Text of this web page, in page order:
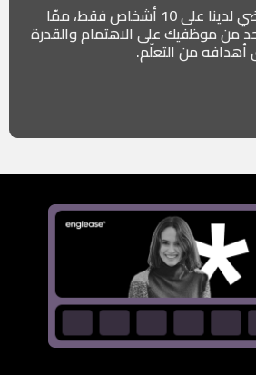
يقتصر كل صف افتراضي لدينا على 10 أشخاص فقط، ممّا
موظفيك على الاهتمام والقدرة
من التعلّم.